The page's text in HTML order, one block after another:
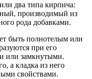
два типа кирпича:
производимый из
рода добавками.
быть полнотелым или
при его
или замкнутыми.
а кладка из него
свойствами.